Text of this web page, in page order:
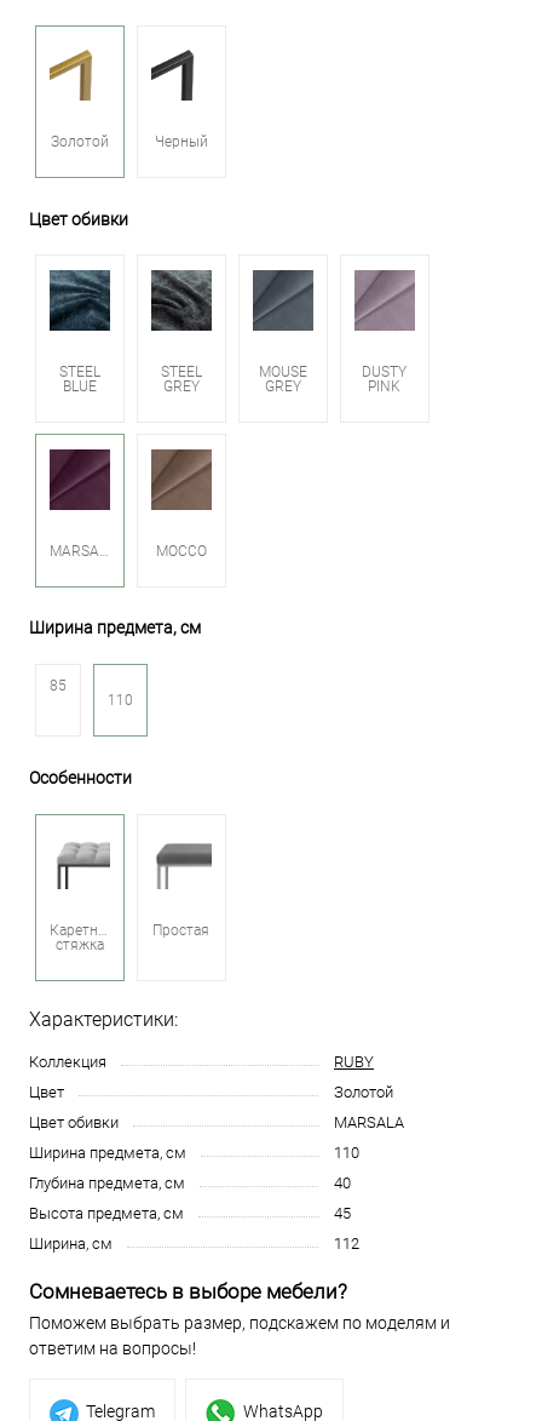
Золотой Черный
Цвет обивки
STEEL
BLUE
STEEL
GREY
MOUSE
GREY
DUSTY
PINK
MOCCO
Ширина предмета, см
85
110
Особенности
Каретная
стяжка
Простая
Характеристики:
Коллекция
RUBY
Цвет
Золотой
Цвет обивки
MARSALA
Ширина предмета, см
110
Глубина предмета, см
40
Высота предмета, см
45
Ширина, см
112
Сомневаетесь в выборе мебели?
Поможем выбрать размер, подскажем по моделям и
ответим на вопросы!
Telegram WhatsApp